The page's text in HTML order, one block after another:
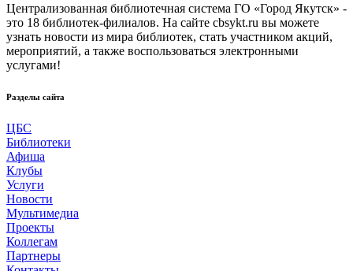
Централизованная библиотечная система ГО «Город Якутск» -
это 18 библиотек-филиалов. На сайте cbsykt.ru вы можете
узнать новости из мира библиотек, стать участником акций,
мероприятий, а также воспользоваться электронными
услугами!
Разделы сайта
ЦБС
Библиотеки
Афиша
Клубы
Услуги
Новости
Мультимедиа
Проекты
Коллегам
Партнеры